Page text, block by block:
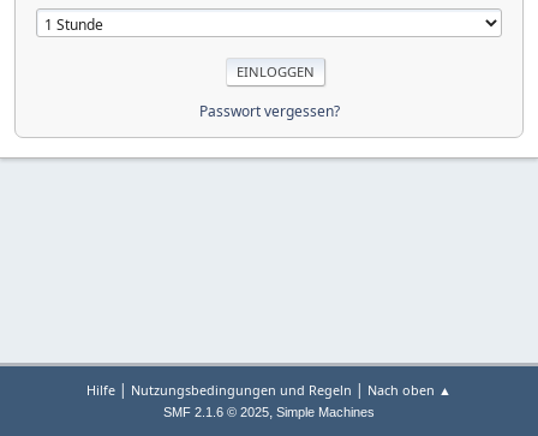
Passwort vergessen?
Hilfe | Nutzungsbedingungen und Regeln | Nach oben ▲
SMF 2.1.6 © 2025, Simple Machines